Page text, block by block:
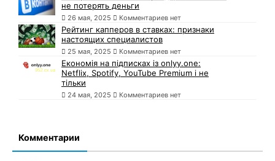
не потерять деньги
26 мая, 2025 Комментариев нет
Рейтинг капперов в ставках: признаки
настоящих специалистов
25 мая, 2025 Комментариев нет
Економія на підписках із onlyy.one:
Netflix, Spotify, YouTube Premium і не
тільки
24 мая, 2025 Комментариев нет
Комментарии